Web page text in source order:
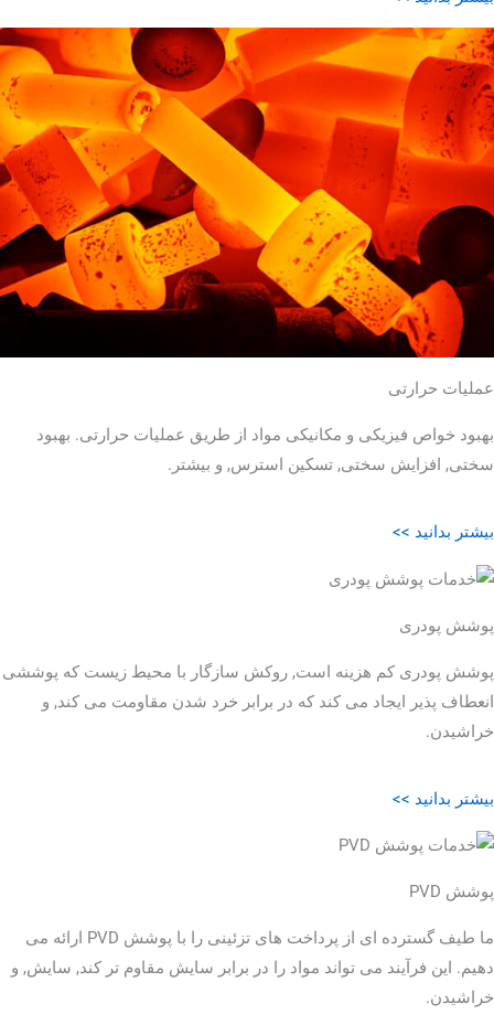
عملیات حرارتی
بهبود خواص فیزیکی و مکانیکی مواد از طریق عملیات حرارتی. بهبود
سختی, افزایش سختی, تسکین استرس, و بیشتر.
بیشتر بدانید >>
پوشش پودری
پوشش پودری کم هزینه است, روکش سازگار با محیط زیست که پوششی
انعطاف پذیر ایجاد می کند که در برابر خرد شدن مقاومت می کند, و
خراشیدن.
بیشتر بدانید >>
پوشش PVD
ما طیف گسترده ای از پرداخت های تزئینی را با پوشش PVD ارائه می
دهیم. این فرآیند می تواند مواد را در برابر سایش مقاوم تر کند, سایش, و
خراشیدن.